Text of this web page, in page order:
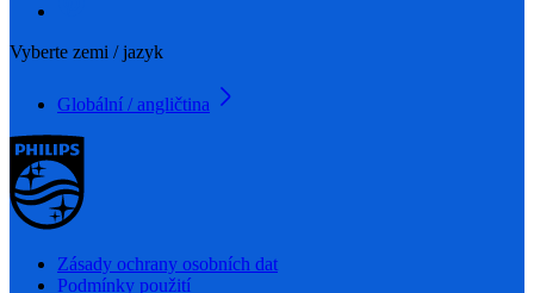
Vyberte zemi / jazyk
Globální / angličtina
Zásady ochrany osobních dat
Podmínky použití